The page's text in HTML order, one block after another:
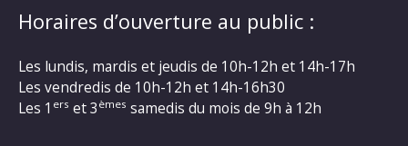
Horaires d’ouverture au public :
Les lundis, mardis et jeudis de 10h-12h et 14h-17h
Les vendredis de 10h-12h et 14h-16h30
Les 1 ers et 3 èmes samedis du mois de 9h à 12h